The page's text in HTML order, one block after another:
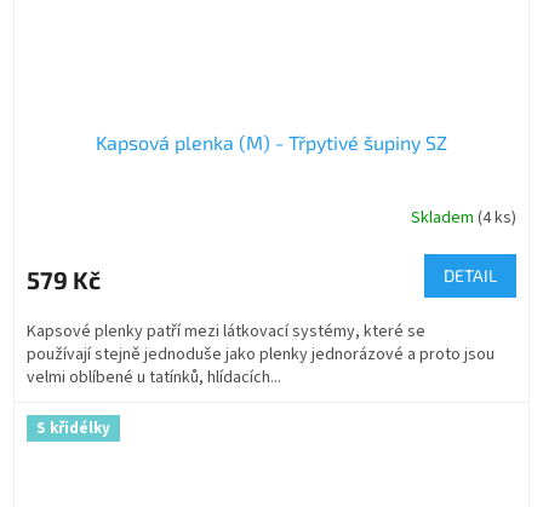
Kapsová plenka (M) - Třpytivé šupiny SZ
Skladem (4 ks)
579 Kč DETAIL
Kapsové plenky patří mezi látkovací systémy, které se
používají stejně jednoduše jako plenky jednorázové a proto jsou
velmi oblíbené u tatínků, hlídacích...
S křidélky